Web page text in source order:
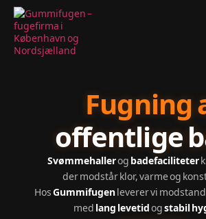
Fugning
offentlige
Svømmehallerog badefaciliteter
der modstår klor, varme og
HosGummifugenleverer vi
med lang levetidogstabil